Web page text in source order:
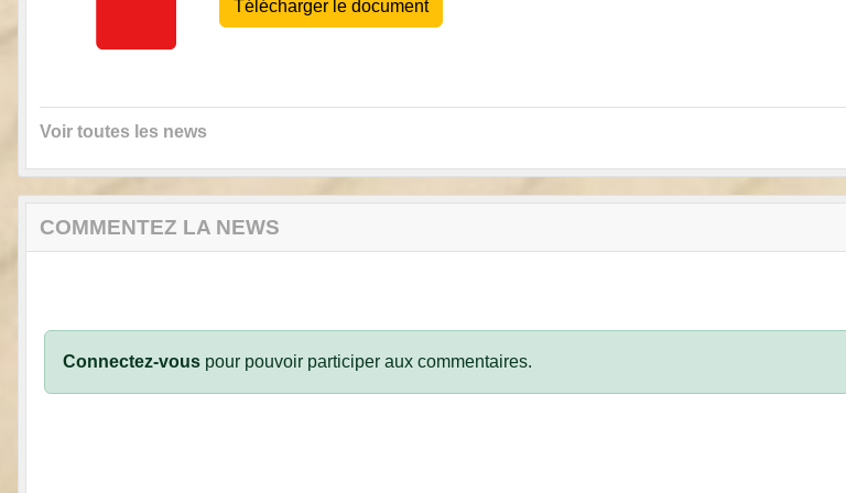
Télécharger le document
Voir toutes les news
COMMENTEZ LA NEWS
Connectez-vous pour pouvoir participer aux commentaires.